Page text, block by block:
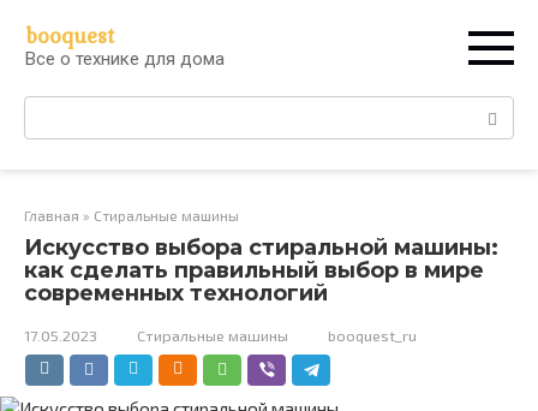
контенту
booquest
Все о технике для дома
Поиск:
Главная » Стиральные машины
Искусство выбора стиральной машины:
как сделать правильный выбор в мире
современных технологий
17.05.2023 Стиральные машины booquest_ru